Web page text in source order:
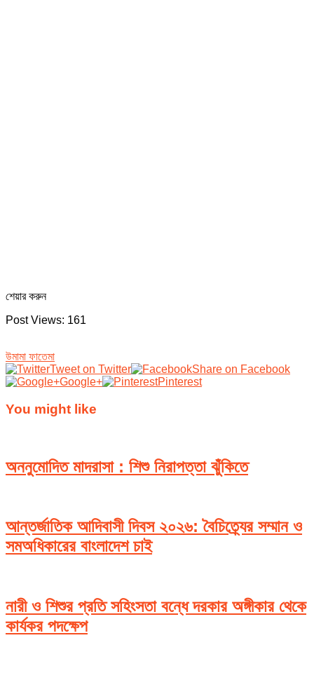
শেয়ার করুন
Post Views: 161
উমামা ফাতেমা
Tweet on Twitter
Share on Facebook
Google+
Pinterest
You might like
অননুমোদিত মাদরাসা : শিশু নিরাপত্তা ঝুঁকিতে
আন্তর্জাতিক আদিবাসী দিবস ২০২৬: বৈচিত্র্যের সম্মান ও
সমঅধিকারের বাংলাদেশ চাই
নারী ও শিশুর প্রতি সহিংসতা বন্ধে দরকার অঙ্গীকার থেকে
কার্যকর পদক্ষেপ